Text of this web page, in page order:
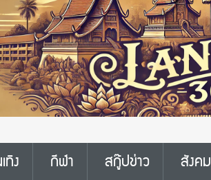
ทิง กีฬา สกู๊ปข่าว สังคม